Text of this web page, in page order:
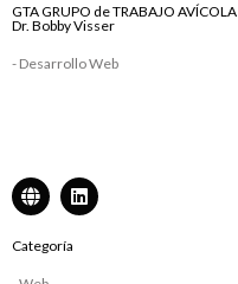
GTA GRUPO de TRABAJO AVÍCOLA
Dr. Bobby Visser
- Desarrollo Web
Categoría